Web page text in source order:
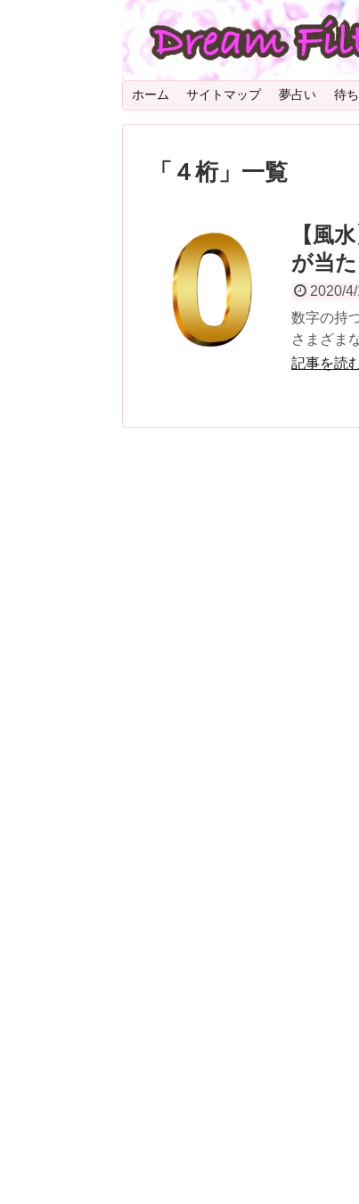
ホーム サイトマップ 夢占い 待
「 ４桁」 一覧
【風
が当
2020/
数字の持
さまざま
記事を読